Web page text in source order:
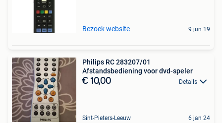
Bezoek website 9 jun 19
Philips RC 283207/01
Afstandsbediening voor dvd-speler
€ 10,00 Details
Sint-Pieters-Leeuw 6 jan 24